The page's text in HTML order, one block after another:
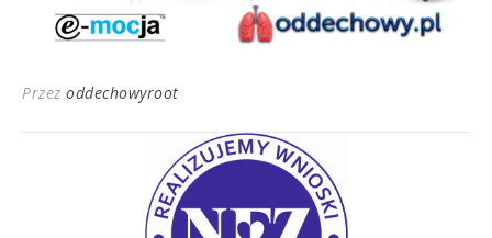
Przez oddechowyroot